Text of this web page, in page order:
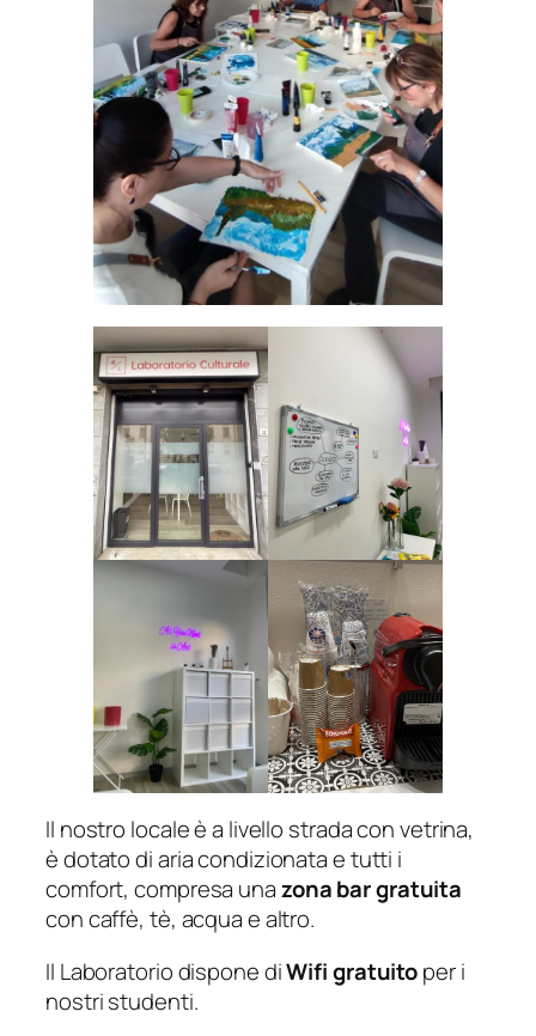
Il nostro locale è a livello strada con vetrina,
è dotato di aria condizionata e tutti i
comfort, compresa unazona bar gratuita
con caffè, tè, acqua e altro.
Il Laboratorio dispone diWifi gratuitoper i
nostri studenti.